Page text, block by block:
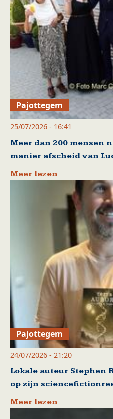
Pajottegem
25/07/2026 - 16:41
Meer dan 200 mensen
manier afscheid van
Meer lezen
Pajottegem
24/07/2026 - 21:20
Lokale auteur Stephen
op zijn
Meer lezen